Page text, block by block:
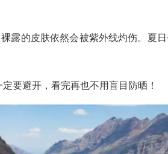
露的皮肤依然会被紫外线灼伤。夏
要避开，看完再也不用盲目防晒！